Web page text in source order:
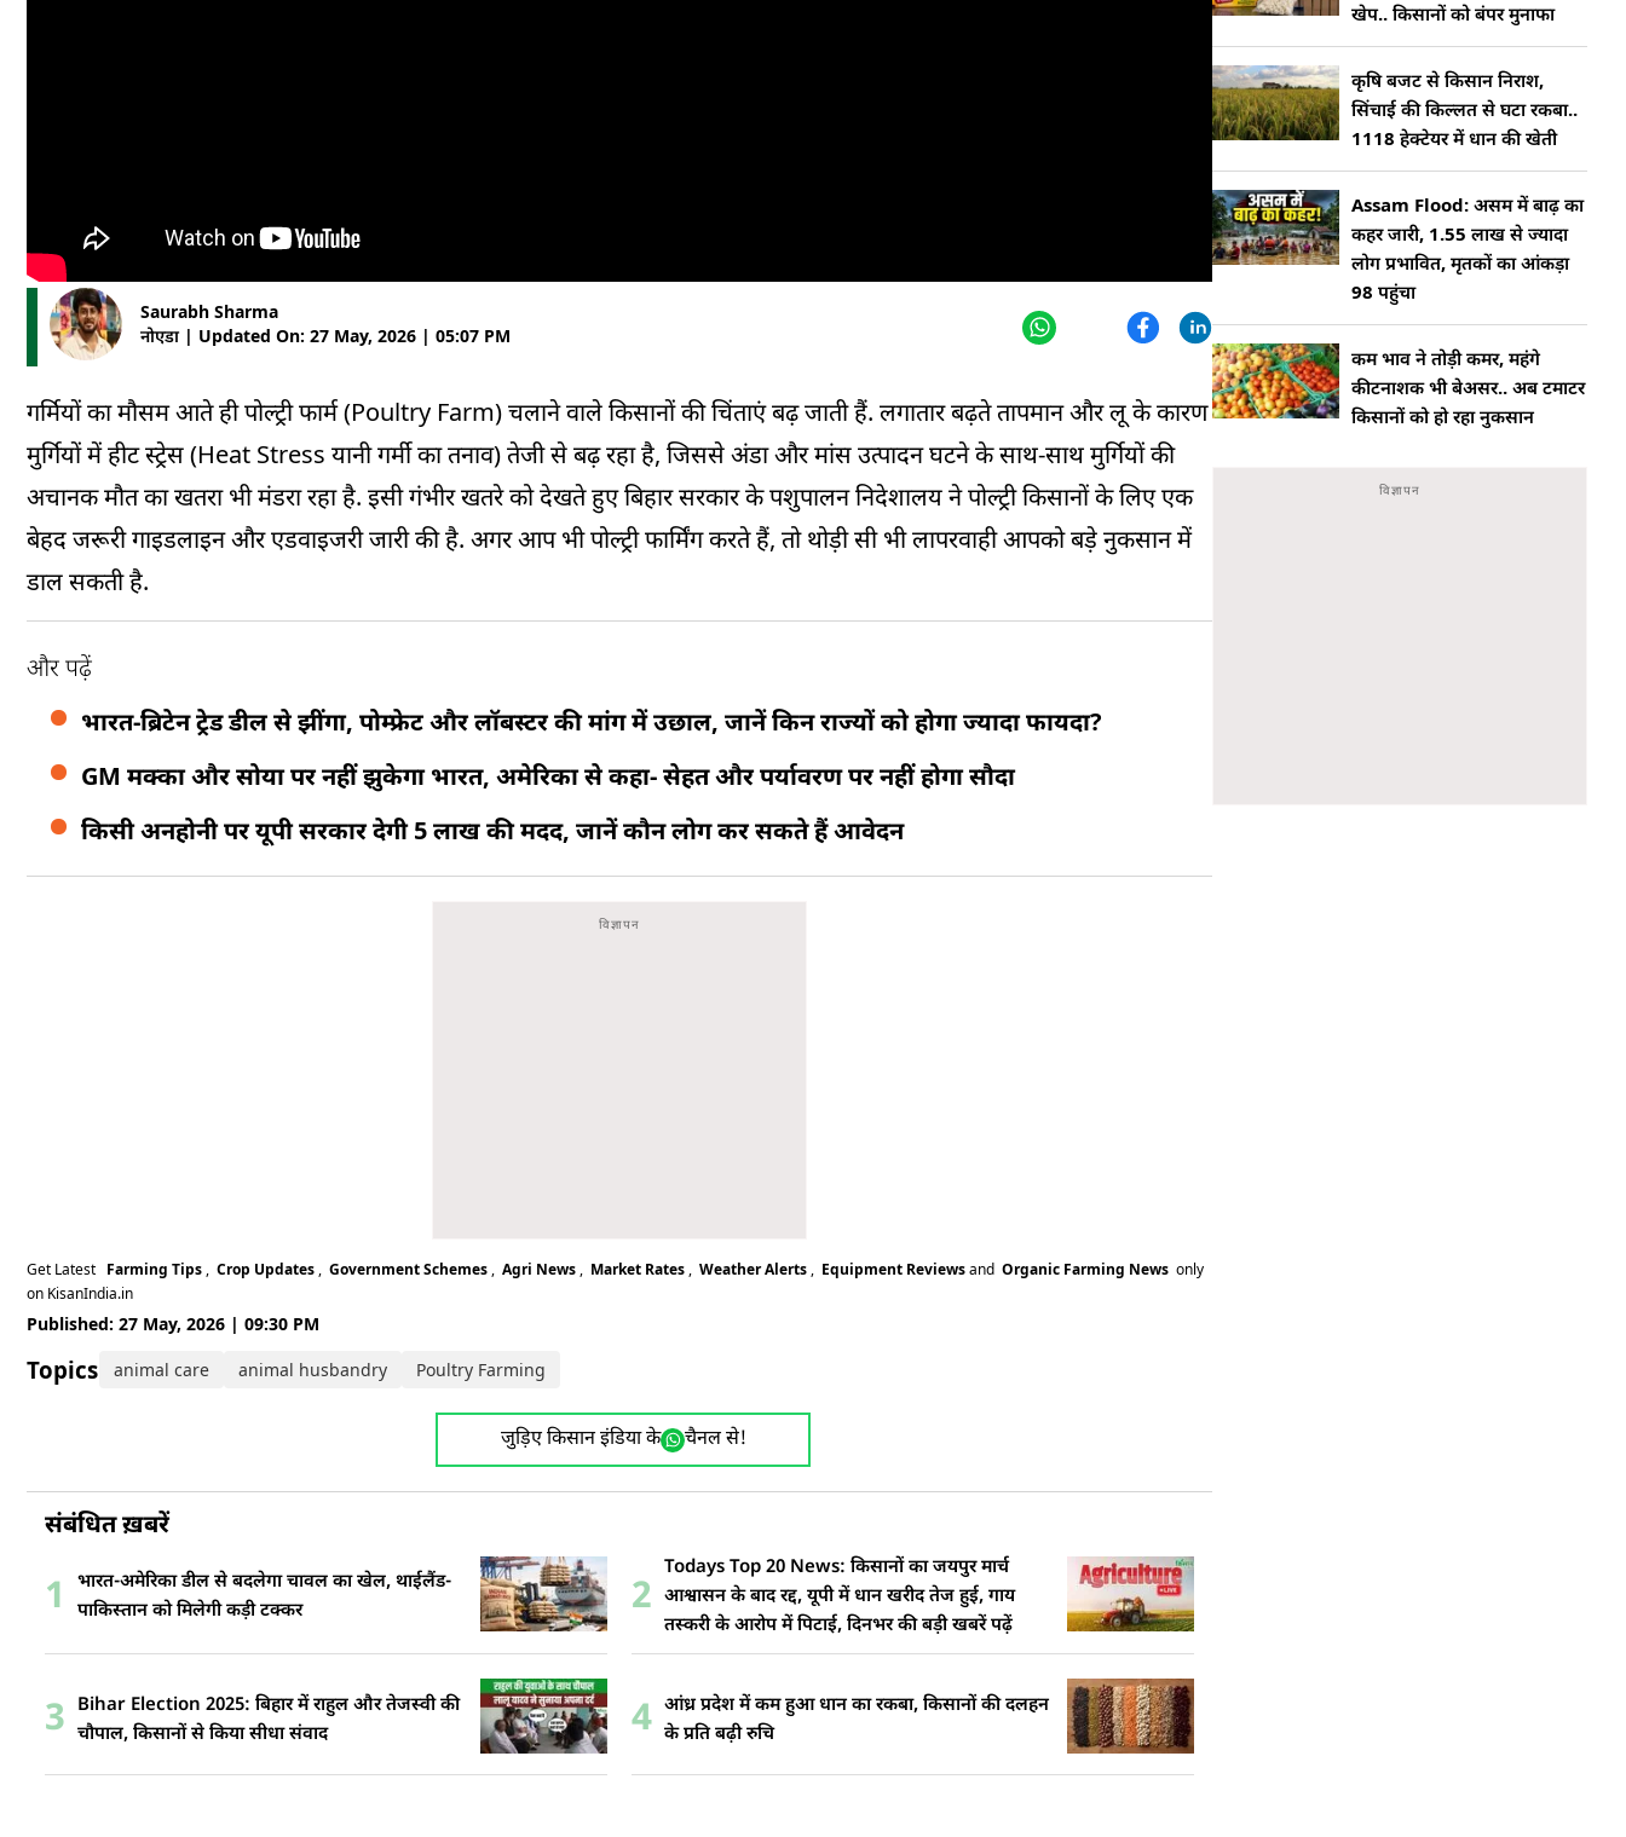
Saurabh Sharma
नोएडा | Updated On: 27 May, 2026 | 05:07 PM
गर्मियों का मौसम आते ही पोल्ट्री फार्म (Poultry Farm) चलाने वाले किसानों की चिंताएं बढ़ जाती हैं. लगातार बढ़ते तापमान और लू के कारण
मुर्गियों में हीट स्ट्रेस (Heat Stress यानी गर्मी का तनाव) तेजी से बढ़ रहा है, जिससे अंडा और मांस उत्पादन घटने के साथ-साथ मुर्गियों की
अचानक मौत का खतरा भी मंडरा रहा है. इसी गंभीर खतरे को देखते हुए बिहार सरकार के पशुपालन निदेशालय ने पोल्ट्री किसानों के लिए एक
बेहद जरूरी गाइडलाइन और एडवाइजरी जारी की है. अगर आप भी पोल्ट्री फार्मिंग करते हैं, तो थोड़ी सी भी लापरवाही आपको बड़े नुकसान में
डाल सकती है.
और पढ़ें
भारत-ब्रिटेन ट्रेड डील से झींगा, पोम्फ्रेट और लॉबस्टर की मांग में उछाल, जानें किन राज्यों को होगा ज्यादा फायदा?
GM मक्का और सोया पर नहीं झुकेगा भारत, अमेरिका से कहा- सेहत और पर्यावरण पर नहीं होगा सौदा
किसी अनहोनी पर यूपी सरकार देगी 5 लाख की मदद, जानें कौन लोग कर सकते हैं आवेदन
Get Latest Farming Tips , Crop Updates , Government Schemes , Agri News , Market Rates , Weather Alerts , Equipment Reviewsand Organic Farming News only
on KisanIndia.in
Published: 27 May, 2026 | 09:30 PM
Topics: animal care animal husbandry Poultry Farming
जुड़िए किसान इंडिया के चैनल से!
संबंधित ख़बरें
1
भारत-अमेरिका डील से बदलेगा चावल का खेल, थाईलैंड-
पाकिस्तान को मिलेगी कड़ी टक्कर
2
Todays Top 20 News: किसानों का जयपुर मार्च
आश्वासन के बाद रद्द, यूपी में धान खरीद तेज हुई, गाय
तस्करी के आरोप में पिटाई, दिनभर की बड़ी खबरें पढ़ें
3
Bihar Election 2025: बिहार में राहुल और तेजस्वी की
चौपाल, किसानों से किया सीधा संवाद
4 आंध्र प्रदेश में कम हुआ धान का रकबा, किसानों की दलहन
के प्रति बढ़ी रुचि
खेप.. किसानों को बंपर मुनाफा
कृषि बजट से किसान निराश,
सिंचाई की किल्लत से घटा रकबा..
1118 हेक्टेयर में धान की खेती
Assam Flood: असम में बाढ़ का
कहर जारी, 1.55 लाख से ज्यादा
लोग प्रभावित, मृतकों का आंकड़ा
98 पहुंचा
कम भाव ने तोड़ी कमर, महंगे
कीटनाशक भी बेअसर.. अब टमाटर
किसानों को हो रहा नुकसान